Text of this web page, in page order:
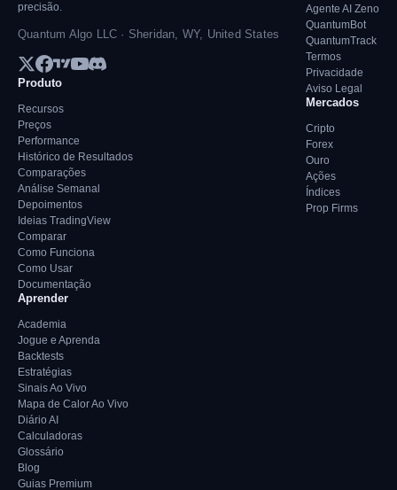
precisão.
Quantum Algo LLC · Sheridan, WY, United States
Produto
Recursos
Preços
Performance
Histórico de Resultados
Comparações
Análise Semanal
Depoimentos
Ideias TradingView
Comparar
Como Funciona
Como Usar
Documentação
Aprender
Academia
Jogue e Aprenda
Backtests
Estratégias
Sinais Ao Vivo
Mapa de Calor Ao Vivo
Diário AI
Calculadoras
Glossário
Blog
Guias Premium
Agente AI Zeno
QuantumBot
QuantumTrack
Termos
Privacidade
Aviso Legal
Mercados
Cripto
Forex
Ouro
Ações
Índices
Prop Firms